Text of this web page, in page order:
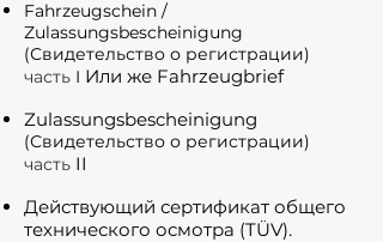
Fahrzeugschein /
Zulassungsbescheinigung
(Свидетельство о регистрации)
часть I Или же Fahrzeugbrief
Zulassungsbescheinigung
(Свидетельство о регистрации)
часть II
Действующий сертификат общего
технического осмотра (TÜV).